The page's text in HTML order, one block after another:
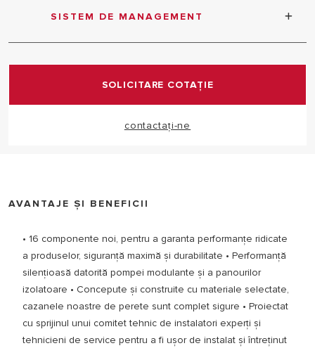
SISTEM DE MANAGEMENT
noul protocol de comunicaţie dezvoltat pentru a
SOLICITARE COTAȚIE
contactați-ne
AVANTAJE ȘI BENEFICII
• 16 componente noi, pentru a garanta performanțe ridicate
a produselor, siguranță maximă și durabilitate • Performanță
silențioasă datorită pompei modulante și a panourilor
izolatoare • Concepute și construite cu materiale selectate,
cazanele noastre de perete sunt complet sigure • Proiectat
cu sprijinul unui comitet tehnic de instalatori experți și
tehnicieni de service pentru a fi ușor de instalat și întreținut